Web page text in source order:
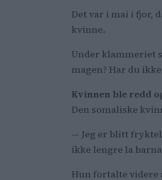
Det var i mai i fjor,
kvinne.
Under klammeriet
magen? Har du
Kvinnen ble redd
Den somaliske
— Jeg er blitt
ikke lengre la
Hun fortalte videre